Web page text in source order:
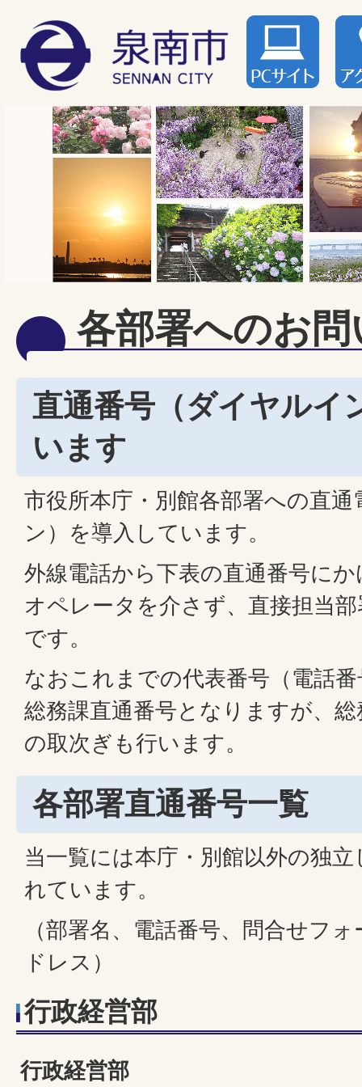
各部署へのお
直通番号（ダイヤルイ
います
市役所本庁・別館各部署への直
ン）を導入しています。
外線電話から下表の直通番号に
オペレータを介さず、直接担当
です。
なおこれまでの代表番号（電話
総務課直通番号となりますが、
の取次ぎも行います。
各部署直通番号一覧
当一覧には本庁・別館以外の独
れています。
（部署名、電話番号、問合せフ
ドレス）
行政経営部
行政経営部